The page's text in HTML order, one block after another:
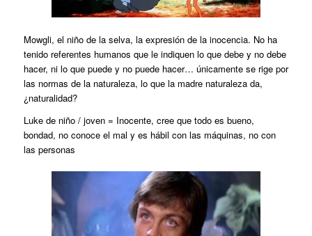
Mowgli, el niño de la selva, la expresión de la inocencia. No ha
tenido referentes humanos que le indiquen lo que debe y no debe
hacer, ni lo que puede y no puede hacer… únicamente se rige por
las normas de la naturaleza, lo que la madre naturaleza da,
¿naturalidad?
Luke de niño / joven = Inocente, cree que todo es bueno,
bondad, no conoce el mal y es hábil con las máquinas, no con
las personas